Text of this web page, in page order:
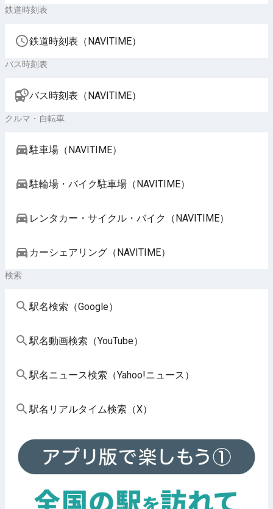
鉄道時刻表
鉄道時刻表（NAVITIME）
バス時刻表
バス時刻表（NAVITIME）
クルマ・自転車
駐車場（NAVITIME）
駐輪場・バイク駐車場（NAVITIME）
レンタカー・サイクル・バイク（NAVITIME）
カーシェアリング（NAVITIME）
検索
駅名検索（Google）
駅名動画検索（YouTube）
駅名ニュース検索（Yahoo!ニュース）
駅名リアルタイム検索（X）